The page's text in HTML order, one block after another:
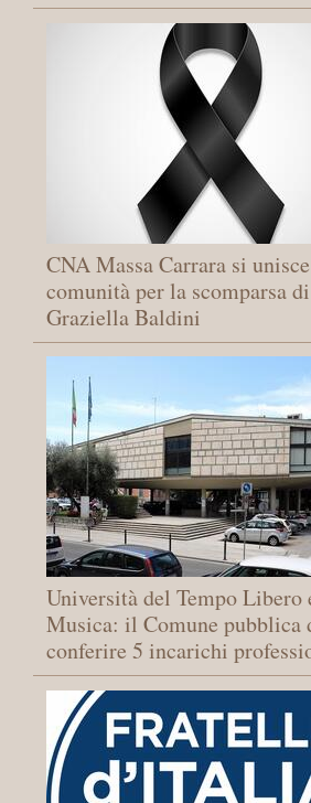
CNA Massa Carrara si
comunità per la scomparsa
Graziella Baldini
Università del Tempo Libero
Musica: il Comune pubblica
conferire 5 incarichi